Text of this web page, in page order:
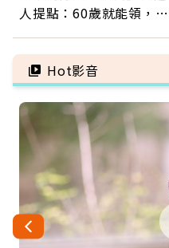
人提點：60歲就能領，重
Hot影音